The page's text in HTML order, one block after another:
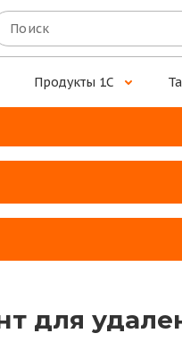
для MacOS
для
Продукты 1С